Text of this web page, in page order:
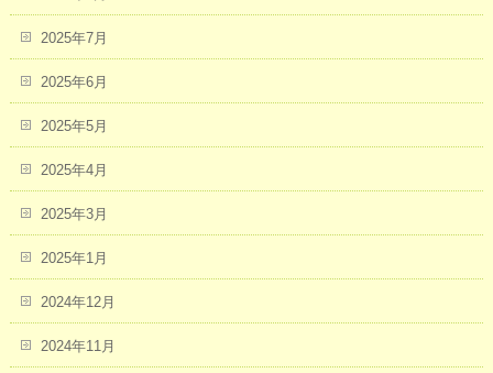
2025年7月
2025年6月
2025年5月
2025年4月
2025年3月
2025年1月
2024年12月
2024年11月